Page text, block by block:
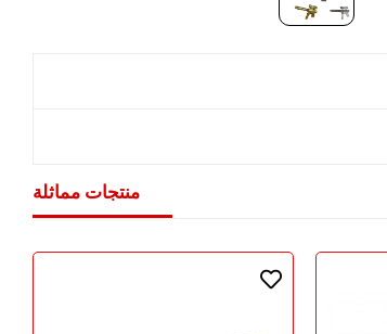
منتجات مماثلة